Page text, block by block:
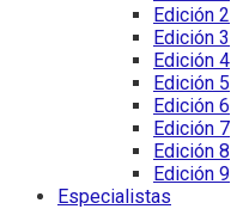
Edición 2
Edición 3
Edición 4
Edición 5
Edición 6
Edición 7
Edición 8
Edición 9
Especialistas